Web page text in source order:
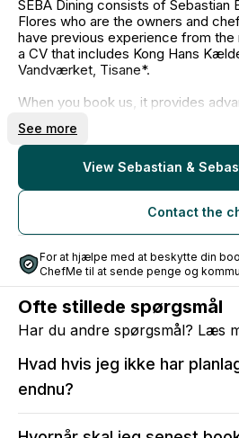
SEBA Dining consists of Sebastian
Flores who are the owners and
have previous experience from the
a CV that includes Kong Hans
Vandværket, Tisane*.
When you book us, it provides
- Free service and delivery for
- Option to purchase a wine menu
- Delivery throughout Zealand
- Minimum of 2 chefs for your event
- Guarantee for the best food
cuisine, with a focus on quality
and full utilization of the ingredient.
from scratch and create the food
See more
View Sebastian &
Contact the
For at hjælpe med at beskytte din
ChefMe til at sende penge og
Ofte stillede spørgsmål
Har du andre spørgsmål? Læs
Hvad hvis jeg ikke har
endnu?